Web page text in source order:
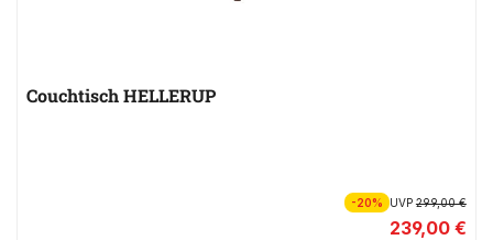
Couchtisch HELLERUP
-20% UVP299,00 €
239,00 €